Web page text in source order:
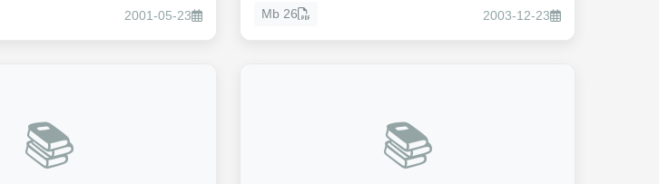
2003-12-23
26 Mb
2001-05-23
📚
📚